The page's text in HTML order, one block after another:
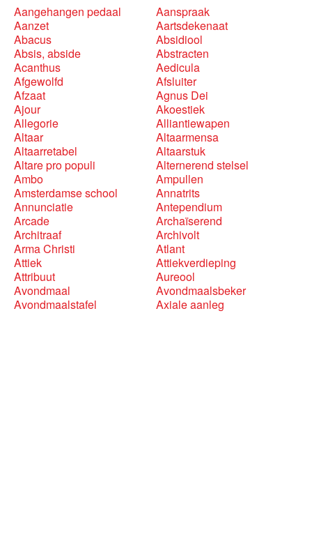
Aangehangen pedaal
Aanspraak
Aanzet
Aartsdekenaat
Abacus
Absidiool
Absis, abside
Abstracten
Acanthus
Aedicula
Afgewolfd
Afsluiter
Afzaat
Agnus Dei
Ajour
Akoestiek
Allegorie
Alliantiewapen
Altaar
Altaarmensa
Altaarretabel
Altaarstuk
Altare pro populi
Alternerend stelsel
Ambo
Ampullen
Amsterdamse school
Annatrits
Annunciatie
Antependium
Arcade
Archaïserend
Architraaf
Archivolt
Arma Christi
Atlant
Attiek
Attiekverdieping
Attribuut
Aureool
Avondmaal
Avondmaalsbeker
Avondmaalstafel
Axiale aanleg